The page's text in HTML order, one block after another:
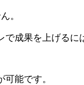
。
成果を上げるに
能です。